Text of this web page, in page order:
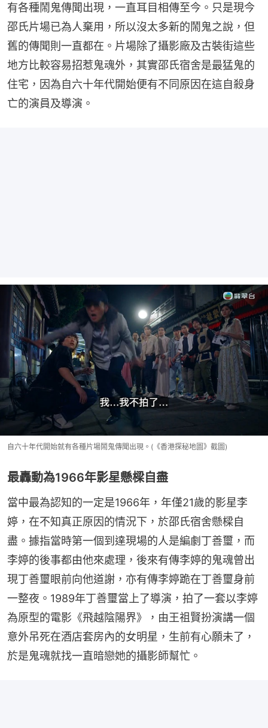
有各種鬧鬼傳聞出現，一直耳目相傳至今。只是現今
邵氏片場已為人棄用，所以沒太多新的鬧鬼之說，但
舊的傳聞則一直都在。片場除了攝影廠及古裝街這些
地方比較容易招惹鬼魂外，其實邵氏宿舍是最猛鬼的
住宅，因為自六十年代開始便有不同原因在這自殺身
亡的演員及導演。
自六十年代開始就有各種片場鬧鬼傳聞出現。(《香港探秘地圖》截圖)
最轟動為1966年影星懸樑自盡
當中最為認知的一定是1966年，年僅21歲的影星李
婷，在不知真正原因的情況下，於邵氏宿舍懸樑自
盡。據指當時第一個到達現場的人是編劇丁善璽，而
李婷的後事都由他來處理，後來有傳李婷的鬼魂曾出
現丁善璽眼前向他道謝，亦有傳李婷跪在丁善璽身前
一整夜。1989年丁善璽當上了導演，拍了一套以李婷
為原型的電影《飛越陰陽界》，由王祖賢扮演講一個
意外吊死在酒店套房內的女明星，生前有心願未了，
於是鬼魂就找一直暗戀她的攝影師幫忙。